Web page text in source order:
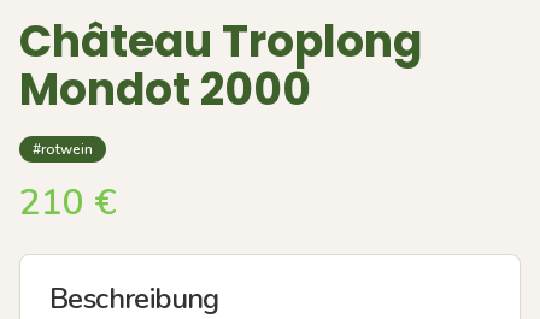
Château Troplong
Mondot 2000
#rotwein
210 €
Beschreibung